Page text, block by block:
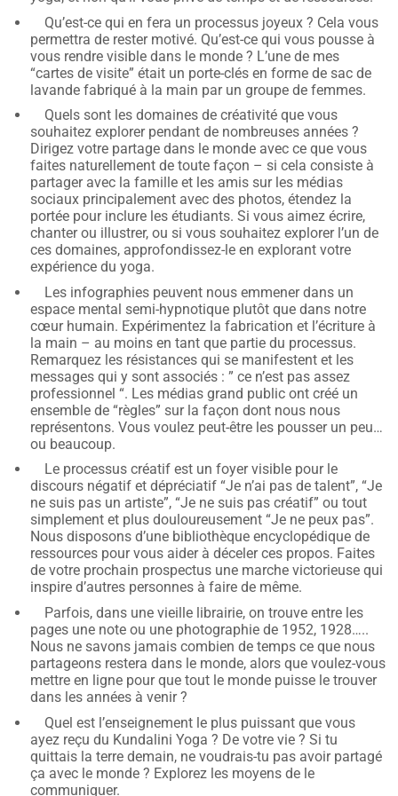
Qu’est-ce qui en fera un processus joyeux ? Cela vous
permettra de rester motivé. Qu’est-ce qui vous pousse à
vous rendre visible dans le monde ? L’une de mes
“cartes de visite” était un porte-clés en forme de sac de
lavande fabriqué à la main par un groupe de femmes.
Quels sont les domaines de créativité que vous
souhaitez explorer pendant de nombreuses années ?
Dirigez votre partage dans le monde avec ce que vous
faites naturellement de toute façon – si cela consiste à
partager avec la famille et les amis sur les médias
sociaux principalement avec des photos, étendez la
portée pour inclure les étudiants. Si vous aimez écrire,
chanter ou illustrer, ou si vous souhaitez explorer l’un de
ces domaines, approfondissez-le en explorant votre
expérience du yoga.
Les infographies peuvent nous emmener dans un
espace mental semi-hypnotique plutôt que dans notre
cœur humain. Expérimentez la fabrication et l’écriture à
la main – au moins en tant que partie du processus.
Remarquez les résistances qui se manifestent et les
messages qui y sont associés : ” ce n’est pas assez
professionnel “. Les médias grand public ont créé un
ensemble de “règles” sur la façon dont nous nous
représentons. Vous voulez peut-être les pousser un peu…
ou beaucoup.
Le processus créatif est un foyer visible pour le
discours négatif et dépréciatif “Je n’ai pas de talent”, “Je
ne suis pas un artiste”, “Je ne suis pas créatif” ou tout
simplement et plus douloureusement “Je ne peux pas”.
Nous disposons d’une bibliothèque encyclopédique de
ressources pour vous aider à déceler ces propos. Faites
de votre prochain prospectus une marche victorieuse qui
inspire d’autres personnes à faire de même.
Parfois, dans une vieille librairie, on trouve entre les
pages une note ou une photographie de 1952, 1928…..
Nous ne savons jamais combien de temps ce que nous
partageons restera dans le monde, alors que voulez-vous
mettre en ligne pour que tout le monde puisse le trouver
dans les années à venir ?
Quel est l’enseignement le plus puissant que vous
ayez reçu du Kundalini Yoga ? De votre vie ? Si tu
quittais la terre demain, ne voudrais-tu pas avoir partagé
ça avec le monde ? Explorez les moyens de le
communiquer.